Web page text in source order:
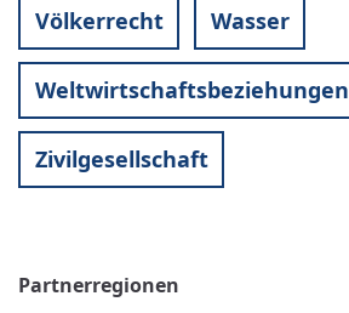
Völkerrecht Wasser
Weltwirtschaftsbeziehungen
Zivilgesellschaft
Partnerregionen